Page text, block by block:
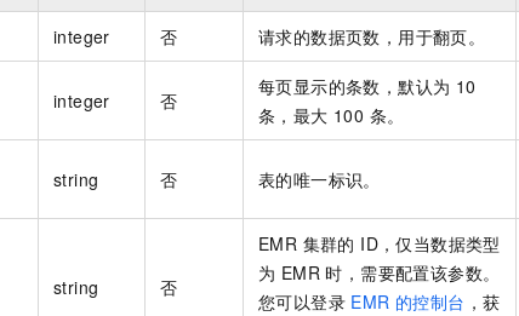
integer 否 请求的数据页数，用于翻页。
integer 否
每页显示的条数，默认为 10
条，最大 100 条。
string 否 表的唯一标识。
string 否
EMR 集群的 ID，仅当数据类型
为 EMR 时，需要配置该参数。
您可以登录 EMR 的控制台 ，获